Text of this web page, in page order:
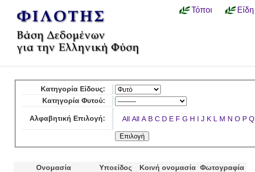
Τόποι Είδη
Κατηγορία Είδους:
Κατηγορία Φυτού:
Αλφαβητική Επιλογή: All All A B C D E F G H I J K L M N O P Q
Ονομασία Υποείδος Κοινή ονομασία Φωτογραφία